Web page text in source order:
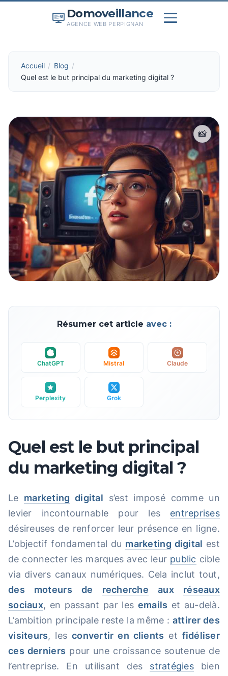
Domoveillance
AGENCE WEB PERPIGNAN
Accueil
Blog
Quel est le but principal du marketing digital ?
Résumer cet article avec :
ChatGPT Mistral Claude
Perplexity Grok
Quel est le but principal
du marketing digital ?
Le marketing digital s’est imposé comme un
levier incontournable pour les entreprises
désireuses de renforcer leur présence en ligne.
L’objectif fondamental du marketing digital est
de connecter les marques avec leur public cible
via divers canaux numériques. Cela inclut tout,
des moteurs de recherche aux réseaux
sociaux, en passant par les emails et au-delà.
L’ambition principale reste la même : attirer des
visiteurs, lesconvertir en clients et fidéliser
ces derniers pour une croissance soutenue de
l’entreprise. En utilisant des stratégiesbien